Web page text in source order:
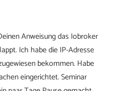
Anweisung das Iobroker
Ich habe die IP-Adresse
bekommen. Habe
eingerichtet. Seminar